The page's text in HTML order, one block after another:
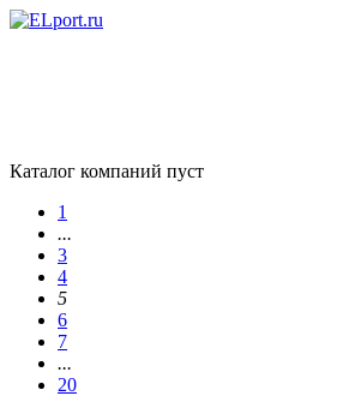
Каталог компаний пуст
1
...
3
4
5
6
7
...
20